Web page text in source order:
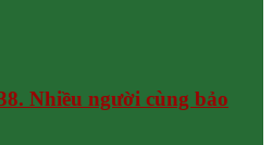
Nhiều người cùng bảo